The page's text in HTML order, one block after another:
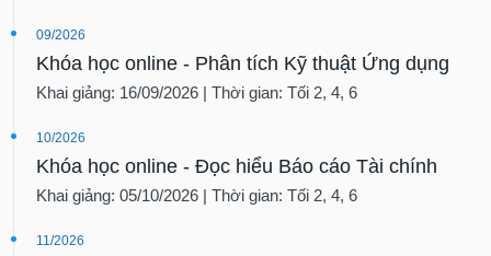
09/2026
Khóa học online - Phân tích Kỹ thuật Ứng dụng
Khai giảng: 16/09/2026 | Thời gian: Tối 2, 4, 6
10/2026
Khóa học online - Đọc hiểu Báo cáo Tài chính
Khai giảng: 05/10/2026 | Thời gian: Tối 2, 4, 6
11/2026